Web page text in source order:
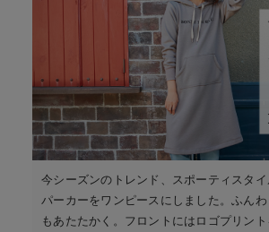
今シーズンのトレンド、スポーティスタ
パーカーをワンピースにしました。ふん
もあたたかく。フロントにはロゴプリン